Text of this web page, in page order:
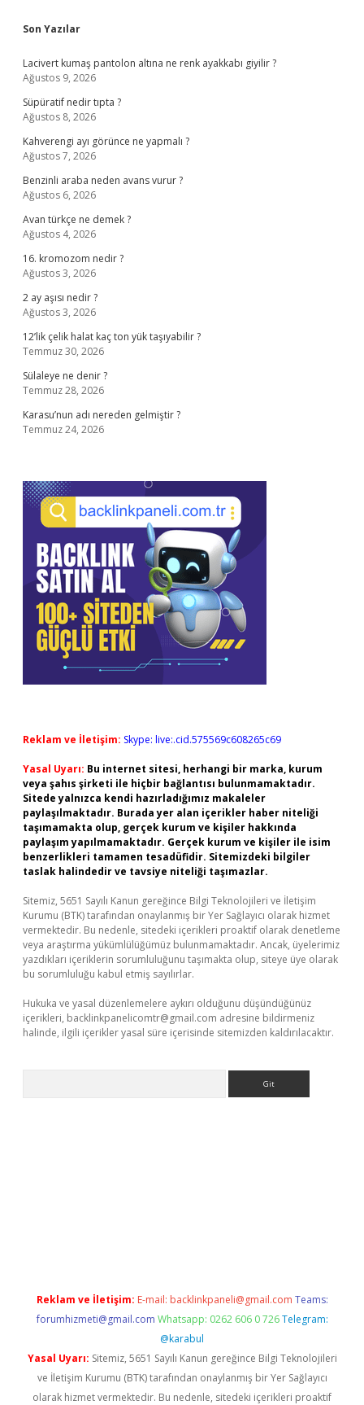
Sidebar
Son Yazılar
Lacivert kumaş pantolon altına ne renk ayakkabı giyilir ?
Ağustos 9, 2026
Süpüratif nedir tıpta ?
Ağustos 8, 2026
Kahverengi ayı görünce ne yapmalı ?
Ağustos 7, 2026
Benzinli araba neden avans vurur ?
Ağustos 6, 2026
Avan türkçe ne demek ?
Ağustos 4, 2026
16. kromozom nedir ?
Ağustos 3, 2026
2 ay aşısı nedir ?
Ağustos 3, 2026
12’lik çelik halat kaç ton yük taşıyabilir ?
Temmuz 30, 2026
Sülaleye ne denir ?
Temmuz 28, 2026
Karasu’nun adı nereden gelmiştir ?
Temmuz 24, 2026
Reklam ve İletişim: Skype: live:.cid.575569c608265c69
Yasal Uyarı: Bu internet sitesi, herhangi bir marka, kurum
veya şahıs şirketi ile hiçbir bağlantısı bulunmamaktadır.
Sitede yalnızca kendi hazırladığımız makaleler
paylaşılmaktadır. Burada yer alan içerikler haber niteliği
taşımamakta olup, gerçek kurum ve kişiler hakkında
paylaşım yapılmamaktadır. Gerçek kurum ve kişiler ile isim
benzerlikleri tamamen tesadüfidir. Sitemizdeki bilgiler
taslak halindedir ve tavsiye niteliği taşımazlar.
Sitemiz, 5651 Sayılı Kanun gereğince Bilgi Teknolojileri ve İletişim
Kurumu (BTK) tarafından onaylanmış bir Yer Sağlayıcı olarak hizmet
vermektedir. Bu nedenle, sitedeki içerikleri proaktif olarak denetleme
veya araştırma yükümlülüğümüz bulunmamaktadır. Ancak, üyelerimiz
yazdıkları içeriklerin sorumluluğunu taşımakta olup, siteye üye olarak
bu sorumluluğu kabul etmiş sayılırlar.
Hukuka ve yasal düzenlemelere aykırı olduğunu düşündüğünüz
içerikleri, backlinkpanelicomtr@gmail.com adresine bildirmeniz
halinde, ilgili içerikler yasal süre içerisinde sitemizden kaldırılacaktır.
Reklam ve İletişim: E-mail: backlinkpaneli@gmail.com Teams:
forumhizmeti@gmail.com Whatsapp: 0262 606 0 726 Telegram:
@karabul
Yasal Uyarı: Sitemiz, 5651 Sayılı Kanun gereğince Bilgi Teknolojileri
ve İletişim Kurumu (BTK) tarafından onaylanmış bir Yer Sağlayıcı
olarak hizmet vermektedir. Bu nedenle, sitedeki içerikleri proaktif